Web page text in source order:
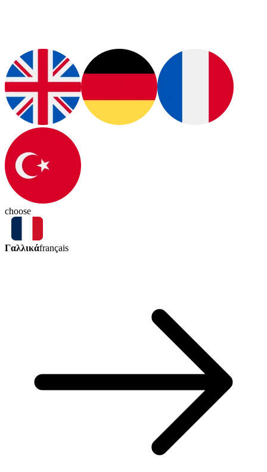
choose
Γαλλικάfrançais